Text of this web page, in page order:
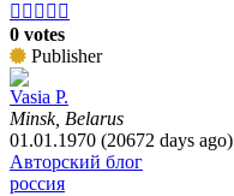
    
0 votes
Publisher
Vasia P.
Minsk, Belarus
01.01.1970 (20672 days ago)
Авторский блог
россия